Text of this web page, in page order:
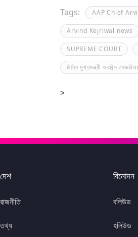
Tags: AAP Chief
Arvind Kejriwal news
SUPREME COURT
দিল্লি মুখ্যমন্ত্রী অরবিন্দ
>
দেশ
রাজনীতি
তথ্য
বিনোদন
বলিউড
হলিউড